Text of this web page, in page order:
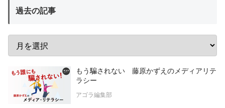
過去の記事
もう騙されない 藤原かずえのメディアリテ
ラシー
アゴラ編集部